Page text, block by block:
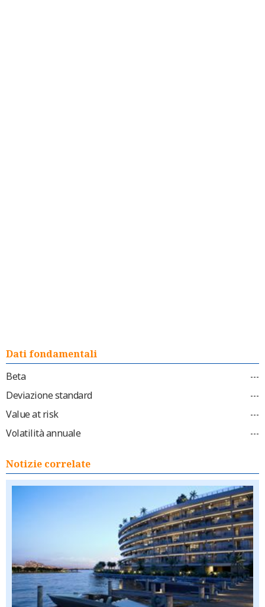
Dati fondamentali
Beta
---
Deviazione standard ---
Value at risk ---
Volatilità annuale ---
Notizie correlate